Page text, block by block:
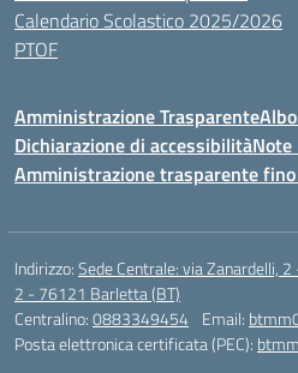
Calendario Scolastico 2025/2026
PTOF
Amministrazione Trasparente
Dichiarazione di accessibilitàNote
Amministrazione trasparente
Indirizzo:Sede Centrale: via Zanardelli,
2 - 76121 Barletta (BT)
Centralino:0883349454 Email:
Posta elettronica certificata (PEC):